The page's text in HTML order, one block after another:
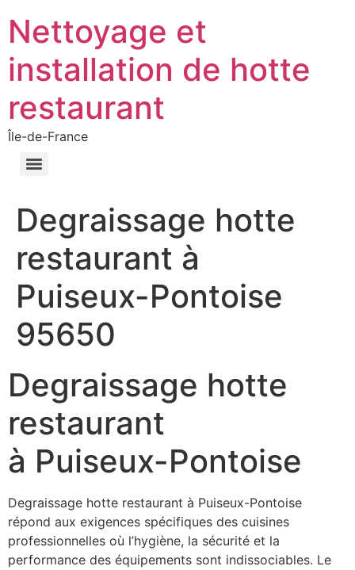
Nettoyage et
installation de hotte
restaurant
Île-de-France
Degraissage hotte
restaurant à
Puiseux-Pontoise
95650
Degraissage hotte
restaurant
à Puiseux-Pontoise
Degraissage hotte restaurant à Puiseux-Pontoise
répond aux exigences spécifiques des cuisines
professionnelles où l’hygiène, la sécurité et la
performance des équipements sont indissociables. Le